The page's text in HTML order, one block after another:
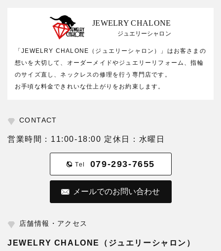
JEWELRY CHALONE
ジュエリーシャロン
「JEWELRY CHALONE（ジュエリーシャロン）」はお客さまの
想いを大切して、オーダーメイドやジュエリーリフォーム、指輪
のサイズ直し、ネックレスの修理を行う専門店です。
お手頃な料金できれいな仕上がりをお約束します。
CONTACT
営業時間：11:00-18:00 定休日：水曜日
Tel 079-293-7655
メールでのお問い合わせ
店舗情報・アクセス
JEWELRY CHALONE（ジュエリーシャロン）